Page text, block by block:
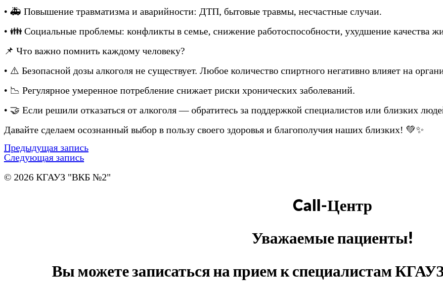
• 🚑 Повышение травматизма и аварийности: ДТП, бытовые травмы, несчастные случаи.
• 👪 Социальные проблемы: конфликты в семье, снижение работоспособности, ухудшение качества
📌 Что важно помнить каждому человеку?
• ⚠️ Безопасной дозы алкоголя не существует. Любое количество спиртного негативно влияет на
• 📉 Регулярное умеренное потребление снижает риски хронических заболеваний.
• 🤝 Если решили отказаться от алкоголя — обратитесь за поддержкой специалистов или близких
Давайте сделаем осознанный выбор в пользу своего здоровья и благополучия наших близких! 💚✨
Предыдущая запись
Следующая запись
© 2026 КГАУЗ "ВКБ №2"
Call-Центр
Уважаемые пациенты!
Вы можете записаться на прием к специалистам